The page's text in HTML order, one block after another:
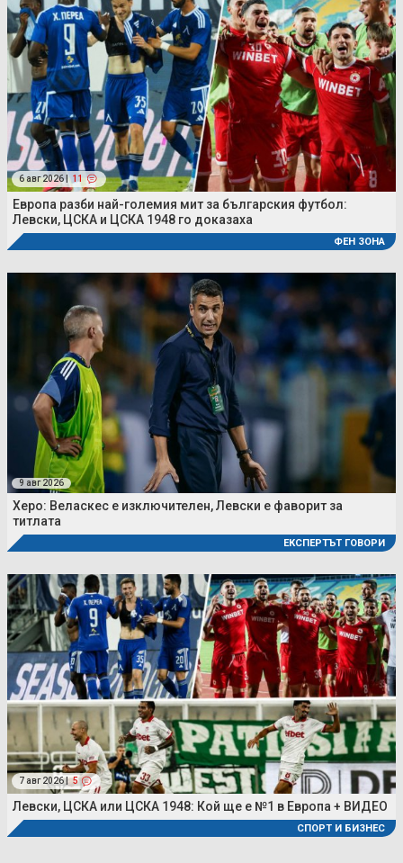
6 авг 2026 | 11
Европа разби най-големия мит за българския футбол:
Левски, ЦСКА и ЦСКА 1948 го доказаха
ФЕН ЗОНА
9 авг 2026
Херо: Веласкес е изключителен, Левски е фаворит за
титлата
ЕКСПЕРТЪТ ГОВОРИ
7 авг 2026 | 5
Левски, ЦСКА или ЦСКА 1948: Кой ще е №1 в Европа + ВИДЕО
СПОРТ И БИЗНЕС